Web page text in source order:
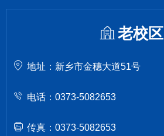
老校区
地址：新乡市金穗大道51号
电话：0373-5082653
传真：0373-5082653